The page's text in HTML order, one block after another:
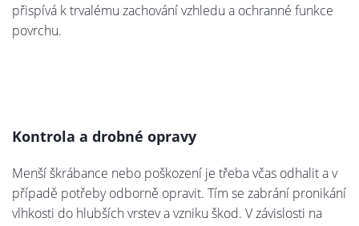
přispívá k trvalému zachování vzhledu a ochranné funkce
povrchu.
Kontrola a drobné opravy
Menší škrábance nebo poškození je třeba včas odhalit a v
případě potřeby odborně opravit. Tím se zabrání pronikání
vlhkosti do hlubších vrstev a vzniku škod. V závislosti na